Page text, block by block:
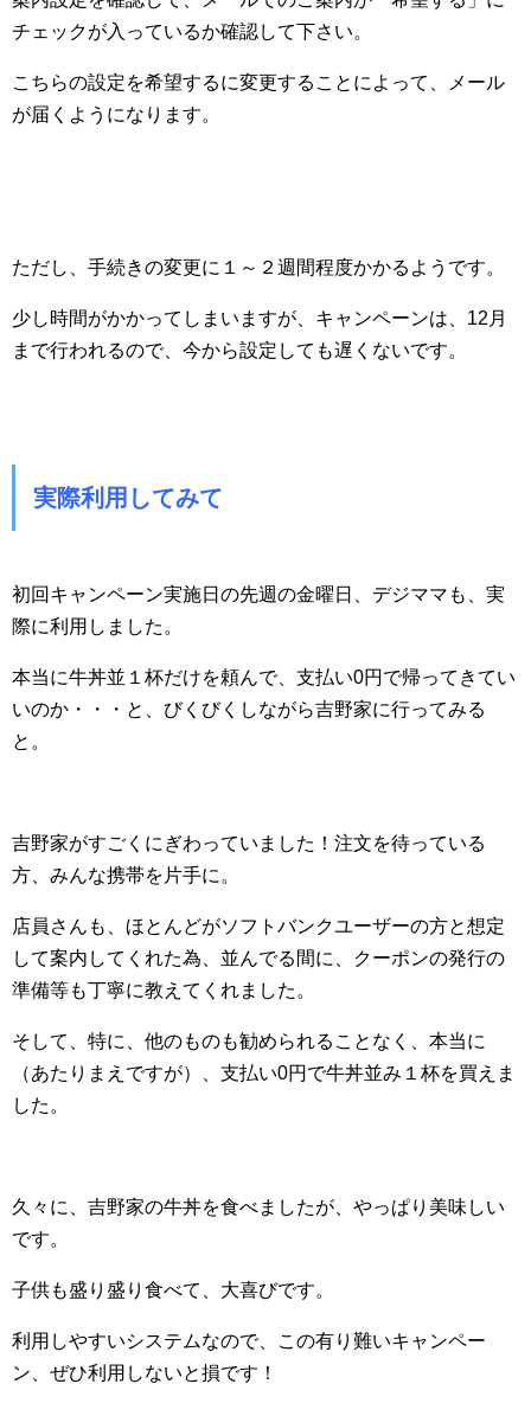
チェックが入っているか確認して下さい。
こちらの設定を希望するに変更することによって、メール
が届くようになります。
ただし、手続きの変更に１～２週間程度かかるようです。
少し時間がかかってしまいますが、キャンペーンは、12月
まで行われるので、今から設定しても遅くないです。
実際利用してみて
初回キャンペーン実施日の先週の金曜日、デジママも、実
際に利用しました。
本当に牛丼並１杯だけを頼んで、支払い0円で帰ってきてい
いのか・・・と、びくびくしながら吉野家に行ってみる
と。
吉野家がすごくにぎわっていました！注文を待っている
方、みんな携帯を片手に。
店員さんも、ほとんどがソフトバンクユーザーの方と想定
して案内してくれた為、並んでる間に、クーポンの発行の
準備等も丁寧に教えてくれました。
そして、特に、他のものも勧められることなく、本当に
（あたりまえですが）、支払い0円で牛丼並み１杯を買えま
した。
久々に、吉野家の牛丼を食べましたが、やっぱり美味しい
です。
子供も盛り盛り食べて、大喜びです。
利用しやすいシステムなので、この有り難いキャンペー
ン、ぜひ利用しないと損です！